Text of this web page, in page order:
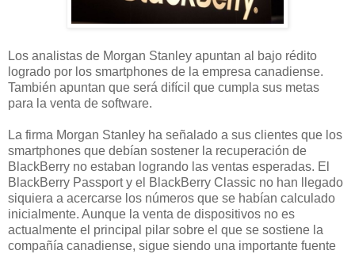
Los analistas de Morgan Stanley apuntan al bajo rédito
logrado por los smartphones de la empresa canadiense.
También apuntan que será difícil que cumpla sus metas
para la venta de software.
La firma Morgan Stanley ha señalado a sus clientes que los
smartphones que debían sostener la recuperación de
BlackBerry no estaban logrando las ventas esperadas. El
BlackBerry Passport y el BlackBerry Classic no han llegado
siquiera a acercarse los números que se habían calculado
inicialmente. Aunque la venta de dispositivos no es
actualmente el principal pilar sobre el que se sostiene la
compañía canadiense, sigue siendo una importante fuente